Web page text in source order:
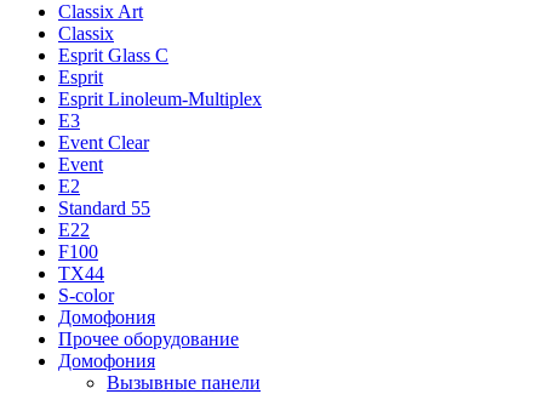
Classix Art
Classix
Esprit Glass C
Esprit
Esprit Linoleum-Multiplex
E3
Event Clear
Event
E2
Standard 55
E22
F100
TX44
S-color
Домофония
Прочее оборудование
Домофония
Вызывные панели